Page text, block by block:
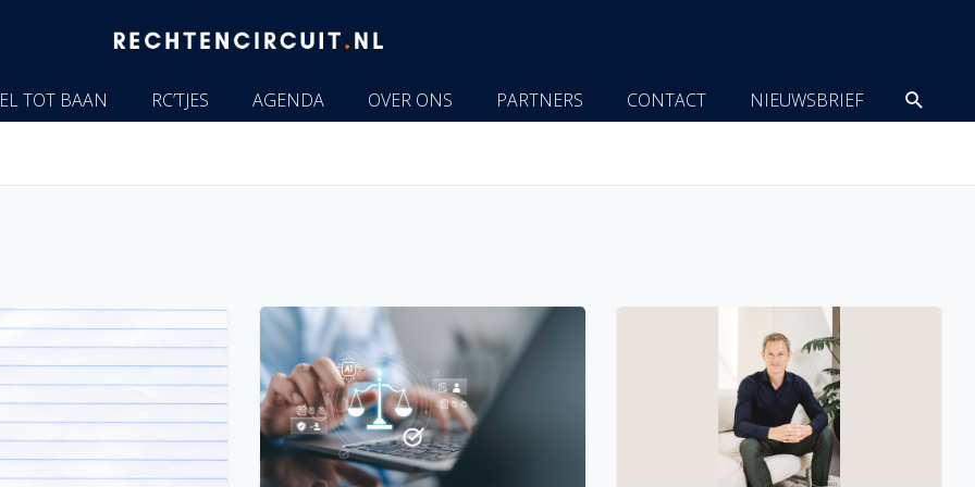
TOT BAAN RC’TJES AGENDA OVER ONS PARTNERS CONTACT NIEUWSBRIEF